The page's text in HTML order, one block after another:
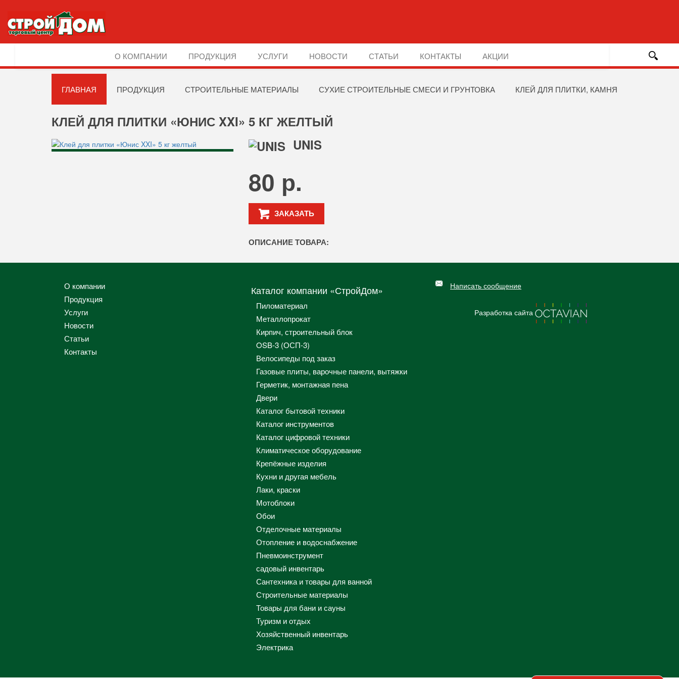
О КОМПАНИИ ПРОДУКЦИЯ УСЛУГИ НОВОСТИ СТАТЬИ КОНТАКТЫ АКЦИИ
ГЛАВНАЯ ПРОДУКЦИЯ СТРОИТЕЛЬНЫЕ МАТЕРИАЛЫ СУХИЕ СТРОИТЕЛЬНЫЕ СМЕСИ И ГРУНТОВКА КЛЕЙ ДЛЯ ПЛИТКИ, КАМНЯ
КЛЕЙ ДЛЯ ПЛИТКИ «ЮНИС XXI» 5 КГ ЖЕЛТЫЙ
UNIS
80 р.
ЗАКАЗАТЬ
ОПИСАНИЕ ТОВАРА:
О компании
Продукция
Услуги
Новости
Статьи
Контакты
Каталог компании «СтройДом»
Пиломатериал
Металлопрокат
Кирпич, строительный блок
OSB-3 (ОСП-3)
Велосипеды под заказ
Газовые плиты, варочные панели, вытяжки
Герметик, монтажная пена
Двери
Каталог бытовой техники
Каталог инструментов
Каталог цифровой техники
Климатическое оборудование
Крепёжные изделия
Кухни и другая мебель
Лаки, краски
Мотоблоки
Обои
Отделочные материалы
Отопление и водоснабжение
Пневмоинструмент
садовый инвентарь
Сантехника и товары для ванной
Строительные материалы
Товары для бани и сауны
Туризм и отдых
Хозяйственный инвентарь
Электрика
Написать сообщение
Разработка сайта